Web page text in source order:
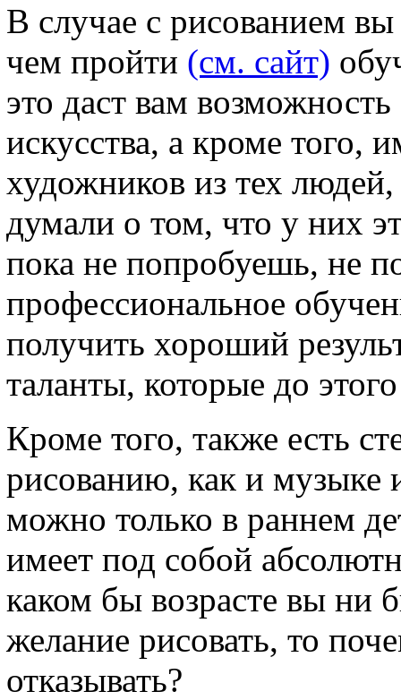
В случае с рисованием
чем пройти (см. сайт)
это даст вам
искусства, а кроме того,
художников из тех
думали о том, что у них
пока не попробуешь, не
профессиональное
получить хороший
таланты, которые до
Кроме того, также есть
рисованию, как и
можно только в раннем
имеет под собой
каком бы возрасте вы ни
желание рисовать, то
отказывать?